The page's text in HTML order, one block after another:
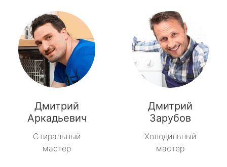
Дмитрий
Аркадьевич
Стиральный
мастер
Дмитрий
Зарубов
Холодильный
мастер